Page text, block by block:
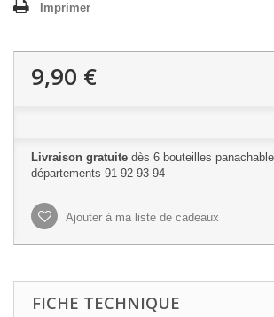
Imprimer
9,90 €
Livraison gratuite dès 6 bouteilles
départements 91-92-93-94
Ajouter à ma liste de cadeaux
FICHE TECHNIQUE